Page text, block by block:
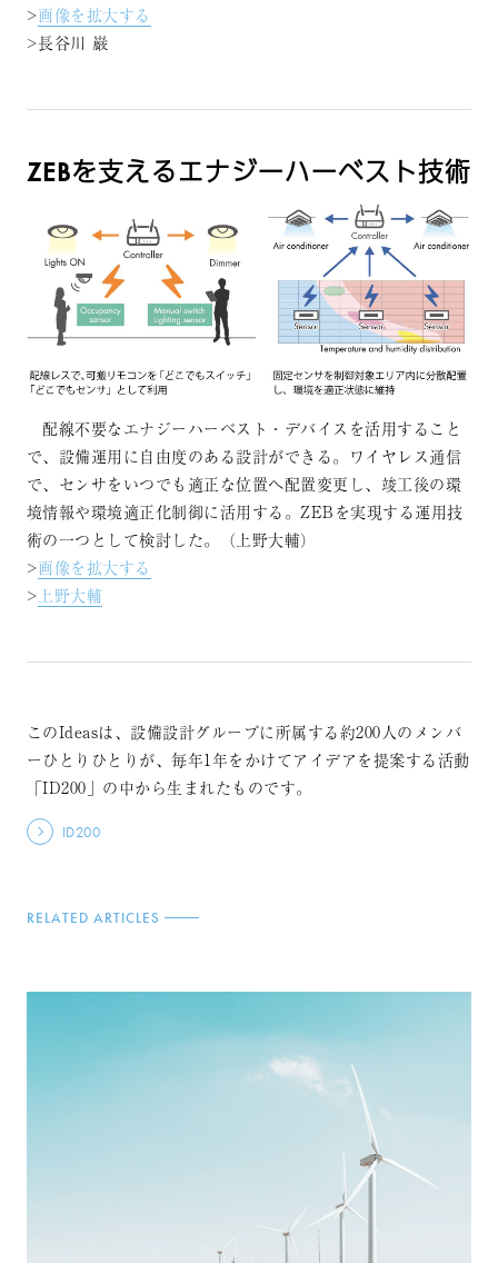
>画像を拡大する
>長谷川 巌
ZEBを支えるエナジーハーベスト技術
配線不要なエナジーハーベスト・デバイスを活用すること
で、設備運用に自由度のある設計ができる。ワイヤレス通信
で、センサをいつでも適正な位置へ配置変更し、竣工後の環
境情報や環境適正化制御に活用する。ZEBを実現する運用技
術の一つとして検討した。（上野大輔）
>画像を拡大する
> 上野大輔
このIdeasは、設備設計グループに所属する約200人のメンバ
ーひとりひとりが、毎年1年をかけてアイデアを提案する活動
「ID200」の中から生まれたものです。
ID200
RELATED ARTICLES